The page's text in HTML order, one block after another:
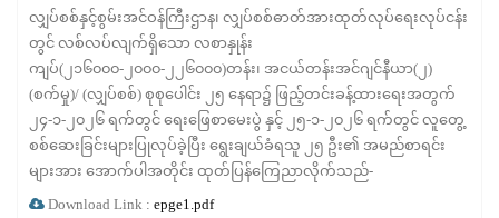
လျှပ်စစ်နှင့်စွမ်းအင်ဝန်ကြီးဌာန၊ လျှပ်စစ်ဓာတ်အားထုတ်လုပ်ရေးလုပ်ငန်း
တွင် လစ်လပ်လျက်ရှိသော လစာနှုန်း
ကျပ်(၂၁၆၀၀၀-၂၀၀၀-၂၂၆၀၀၀)တန်း၊ အငယ်တန်းအင်ဂျင်နီယာ(၂)
(စက်မှု)/ (လျှပ်စစ်) စုစုပေါင်း ၂၅ နေရာ၌ ဖြည့်တင်းခန့်ထားရေးအတွက်
၂၄-၁-၂၀၂၆ ရက်တွင် ရေးဖြေစာမေးပွဲ နှင့် ၂၅-၁-၂၀၂၆ ရက်တွင် လူတွေ့
စစ်ဆေးခြင်းများပြုလုပ်ခဲ့ပြီး ရွေးချယ်ခံရသူ ၂၅ ဦး၏ အမည်စာရင်း
များအား အောက်ပါအတိုင်း ထုတ်ပြန်ကြေညာလိုက်သည်-
Download Link : epge1.pdf